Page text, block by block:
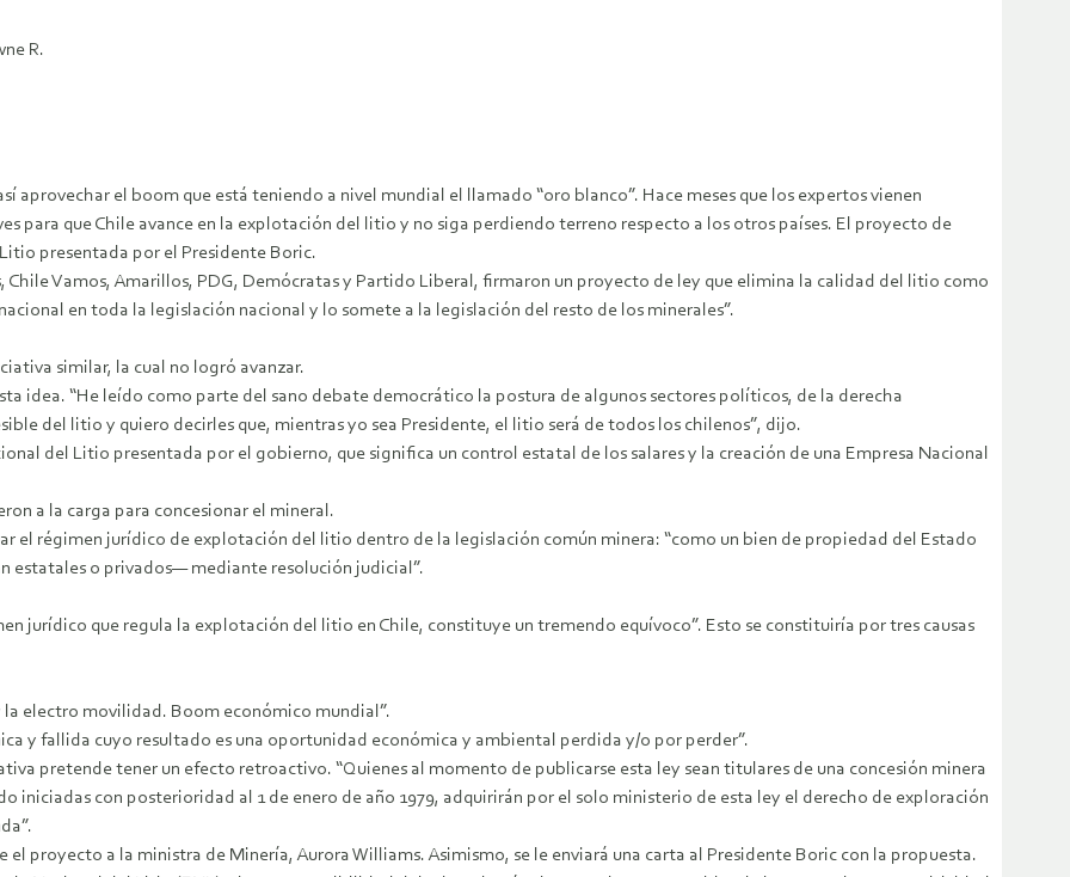
R.
aprovechar el boom que está teniendo a nivel mundial el llamado “oro blanco”. Hace meses que los expertos vienen
para que Chile avance en la explotación del litio y no siga perdiendo terreno respecto a los otros países. El proyecto de
presentada por el Presidente Boric.
Chile Vamos, Amarillos, PDG, Demócratas y Partido Liberal, firmaron un proyecto de ley que elimina la calidad del litio como
en toda la legislación nacional y lo somete a la legislación del resto de los minerales”.
similar, la cual no logró avanzar.
idea. “He leído como parte del sano debate democrático la postura de algunos sectores políticos, de la derecha
del litio y quiero decirles que, mientras yo sea Presidente, el litio será de todos los chilenos”, dijo.
del Litio presentada por el gobierno, que significa un control estatal de los salares y la creación de una Empresa Nacional
a la carga para concesionar el mineral.
el régimen jurídico de explotación del litio dentro de la legislación común minera: “como un bien de propiedad del Estado
estatales o privados— mediante resolución judicial”.
jurídico que regula la explotación del litio en Chile, constituye un tremendo equívoco”. Esto se constituiría por tres causas
electro movilidad. Boom económico mundial”.
y fallida cuyo resultado es una oportunidad económica y ambiental perdida y/o por perder”.
pretende tener un efecto retroactivo. “Quienes al momento de publicarse esta ley sean titulares de una concesión minera
iniciadas con posterioridad al 1 de enero de año 1979, adquirirán por el solo ministerio de esta ley el derecho de exploración
proyecto a la ministra de Minería, Aurora Williams. Asimismo, se le enviará una carta al Presidente Boric con la propuesta.